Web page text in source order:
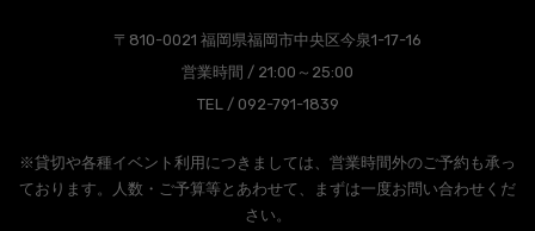
〒810-0021 福岡県福岡市中央区今泉1-17-16
営業時間 / 21:00～25:00
TEL / 092-791-1839
※貸切や各種イベント利用につきましては、営業時間外のご予約も承っ
ております。人数・ご予算等とあわせて、まずは一度お問い合わせくだ
さい。